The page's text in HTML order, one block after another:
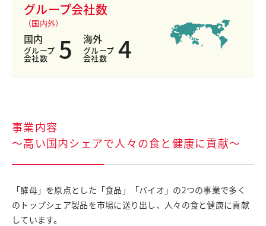
グループ会社数
（国内外）
国内
グループ
会社数 5 海外
グループ
会社数 4
事業内容
～高い国内シェアで人々の食と健康に貢献～
「酵母」を原点とした「食品」「バイオ」の2つの事業で多く
のトップシェア製品を市場に送り出し、人々の食と健康に貢献
しています。